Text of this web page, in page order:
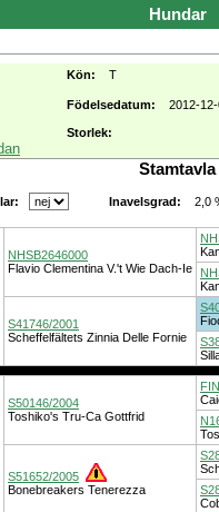
Hundar
Kön: T
Födelsedatum: 2012-
Storlek:
Stamtavla
Inavelsgrad: 2,0
NHSB2646000
Flavio Clementina V.'t Wie Dach-Ie
S41746/2001
Scheffelfältets Zinnia Delle Fornie
S50146/2004
Toshiko's Tru-Ca Gottfrid
S51652/2005
Bonebreakers Tenerezza